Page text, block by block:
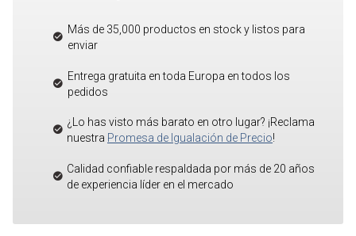
Más de 35,000 productos en stock y listos para
enviar
Entrega gratuita en toda Europa en todos los
pedidos
¿Lo has visto más barato en otro lugar? ¡Reclama
nuestra Promesa de Igualación de Precio!
Calidad confiable respaldada por más de 20 años
de experiencia líder en el mercado